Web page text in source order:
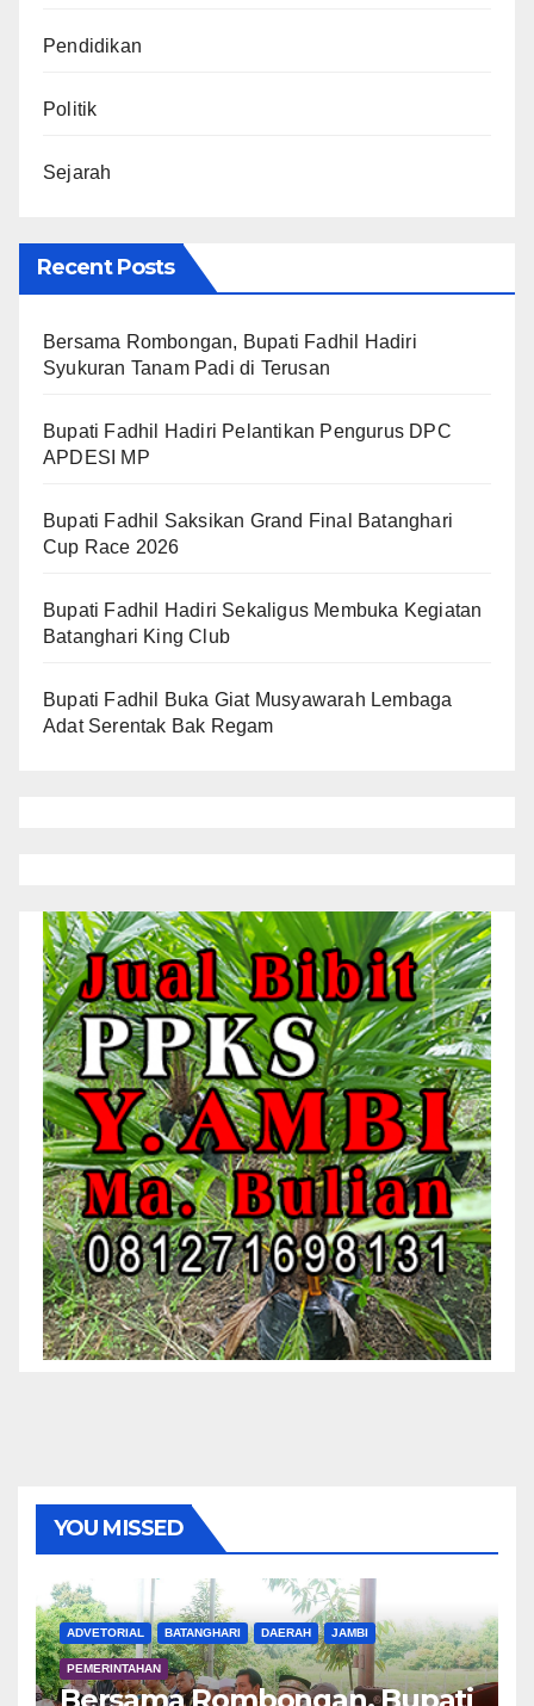
Pendidikan
Politik
Sejarah
Recent Posts
Bersama Rombongan, Bupati Fadhil Hadiri
Syukuran Tanam Padi di Terusan
Bupati Fadhil Hadiri Pelantikan Pengurus DPC
APDESI MP
Bupati Fadhil Saksikan Grand Final Batanghari
Cup Race 2026
Bupati Fadhil Hadiri Sekaligus Membuka Kegiatan
Batanghari King Club
Bupati Fadhil Buka Giat Musyawarah Lembaga
Adat Serentak Bak Regam
YOU MISSED
ADVETORIAL BATANGHARI DAERAH JAMBI
PEMERINTAHAN